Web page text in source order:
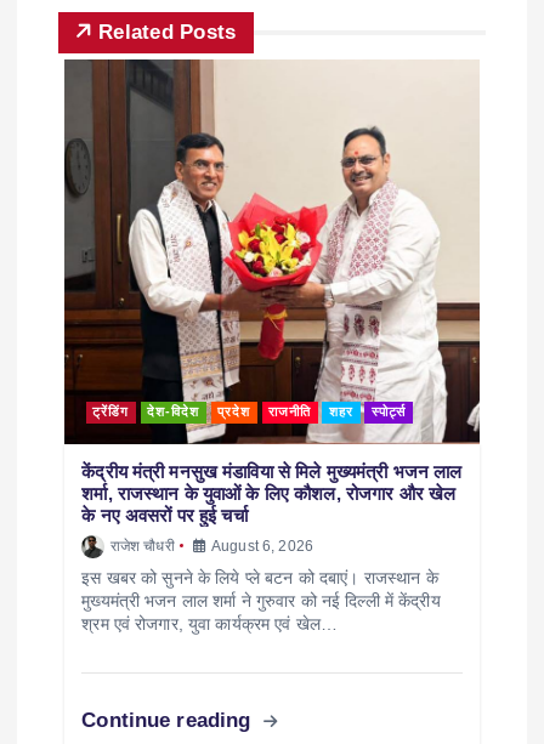
Related Posts
ट्रेंडिंग देश-विदेश प्रदेश राजनीति शहर स्पोर्ट्स
केंद्रीय मंत्री मनसुख मंडाविया से मिले मुख्यमंत्री भजन लाल
शर्मा, राजस्थान के युवाओं के लिए कौशल, रोजगार और खेल
के नए अवसरों पर हुई चर्चा
राजेश चौधरी August 6, 2026
इस खबर को सुनने के लिये प्ले बटन को दबाएं। राजस्थान के
मुख्यमंत्री भजन लाल शर्मा ने गुरुवार को नई दिल्ली में केंद्रीय
श्रम एवं रोजगार, युवा कार्यक्रम एवं खेल…
Continue reading